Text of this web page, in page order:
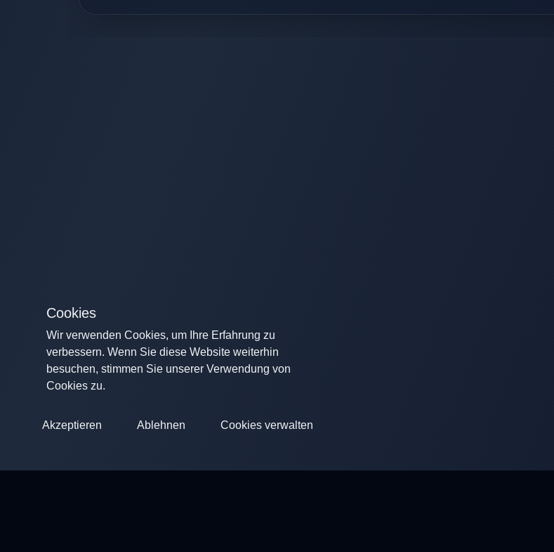
Cookies
Wir verwenden Cookies, um Ihre Erfahrung zu
verbessern. Wenn Sie diese Website weiterhin
besuchen, stimmen Sie unserer Verwendung von
Cookies zu.
Akzeptieren Ablehnen Cookies verwalten